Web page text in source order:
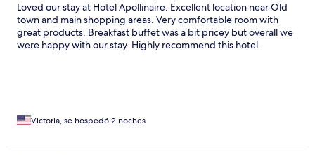
Loved our stay at Hotel Apollinaire. Excellent location near Old
town and main shopping areas. Very comfortable room with
great products. Breakfast buffet was a bit pricey but overall we
were happy with our stay. Highly recommend this hotel.
Victoria, se hospedó 2 noches